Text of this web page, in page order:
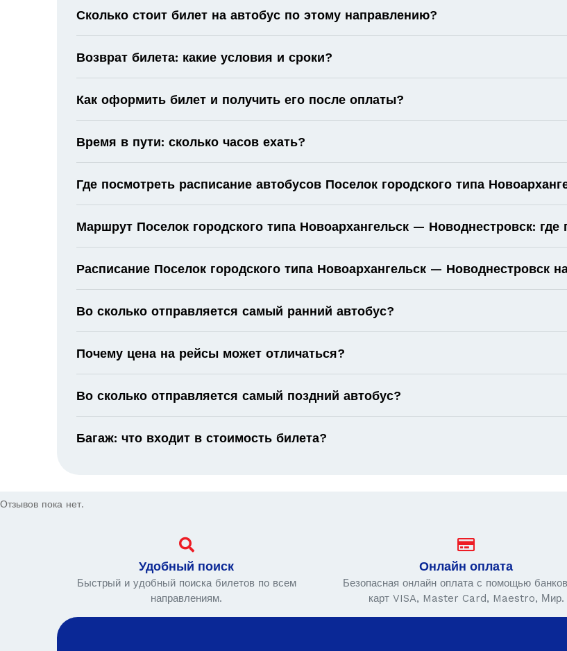
Сколько стоит билет на автобус по этому направлению?
Возврат билета: какие условия и сроки?
Как оформить билет и получить его после оплаты?
Время в пути: сколько часов ехать?
Где посмотреть расписание автобусов Поселок городского типа
Маршрут Поселок городского типа Новоархангельск — Новоднестровск: где
Расписание Поселок городского типа Новоархангельск — Новоднестровск
Во сколько отправляется самый ранний автобус?
Почему цена на рейсы может отличаться?
Во сколько отправляется самый поздний автобус?
Багаж: что входит в стоимость билета?
Отзывов пока нет.
Удобный поиск
Быстрый и удобный поиска билетов по всем
направлениям.
Онлайн оплата
Безопасная онлайн оплата с помощью
карт VISA, Master Card, Maestro, Мир.